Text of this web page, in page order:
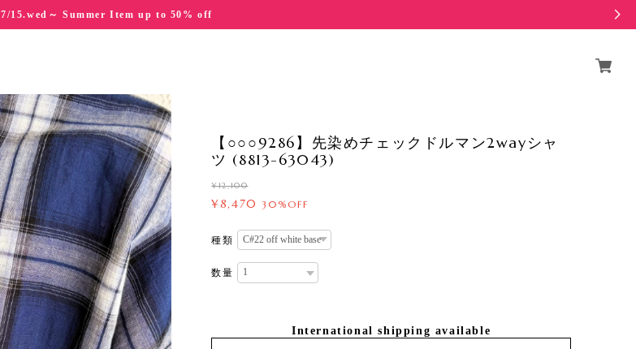
7/15.wed～ Summer Item up to 50% off
【○○○9286】先染めチェックドルマン2wayシャ
ツ (8813-63043)
¥12,100
¥8,470 30%OFF
種類
数量
International shipping available